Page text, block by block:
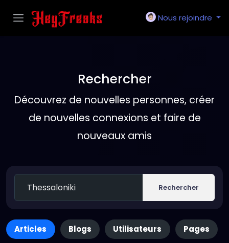
Nous rejoindre
Rechercher
Découvrez de nouvelles personnes, créer
de nouvelles connexions et faire de
nouveaux amis
Rechercher
Articles Blogs Utilisateurs Pages